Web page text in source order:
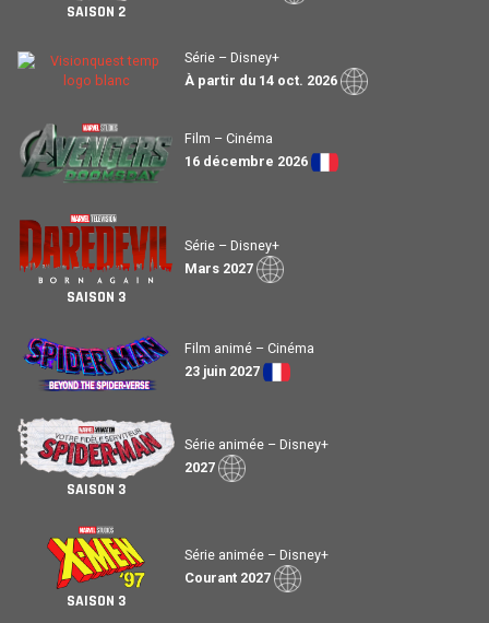
SAISON 2
Série – Disney+
À partir du 14 oct. 2026
Film – Cinéma
16 décembre 2026
SAISON 3
Série – Disney+
Mars 2027
Film animé – Cinéma
23 juin 2027
SAISON 3
Série animée – Disney+
2027
SAISON 3
Série animée – Disney+
Courant 2027